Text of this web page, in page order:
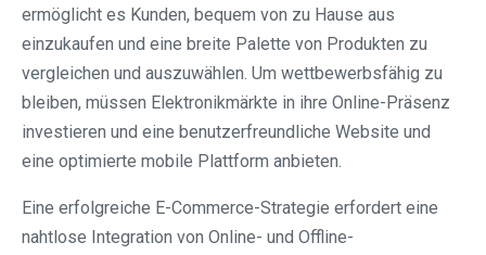
ermöglicht es Kunden, bequem von zu Hause aus
einzukaufen und eine breite Palette von Produkten zu
vergleichen und auszuwählen. Um wettbewerbsfähig zu
bleiben, müssen Elektronikmärkte in ihre Online-Präsenz
investieren und eine benutzerfreundliche Website und
eine optimierte mobile Plattform anbieten.
Eine erfolgreiche E-Commerce-Strategie erfordert eine
nahtlose Integration von Online- und Offline-